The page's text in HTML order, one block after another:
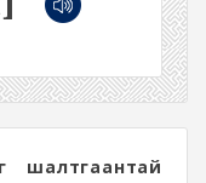
шалтгаантай